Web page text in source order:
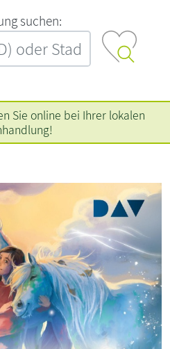
‍s‍u‍c‍h‍e‍n‍:‍
Sie online bei Ihrer lokalen